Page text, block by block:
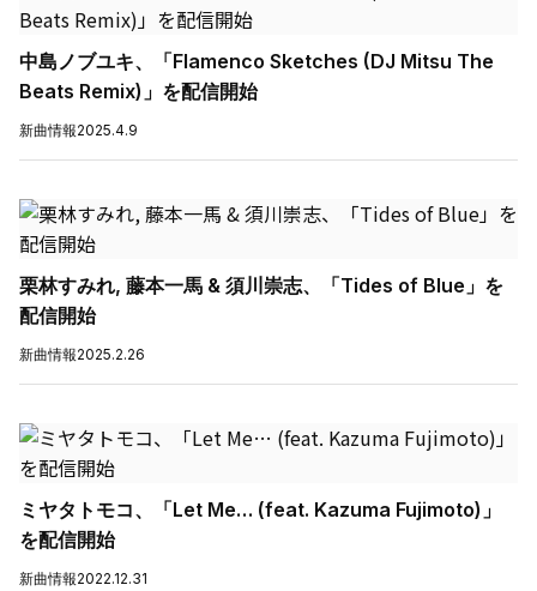
中島ノブユキ、「Flamenco Sketches (DJ Mitsu The
Beats Remix)」を配信開始
新曲情報2025.4.9
栗林すみれ, 藤本一馬 & 須川崇志、「Tides of Blue」を
配信開始
新曲情報2025.2.26
ミヤタトモコ、「Let Me… (feat. Kazuma Fujimoto)」
を配信開始
新曲情報2022.12.31